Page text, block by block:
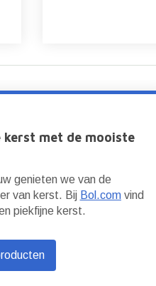
kerst met de mooiste
genieten we van de
van kerst. Bij Bol.comvind
piekfijne kerst.